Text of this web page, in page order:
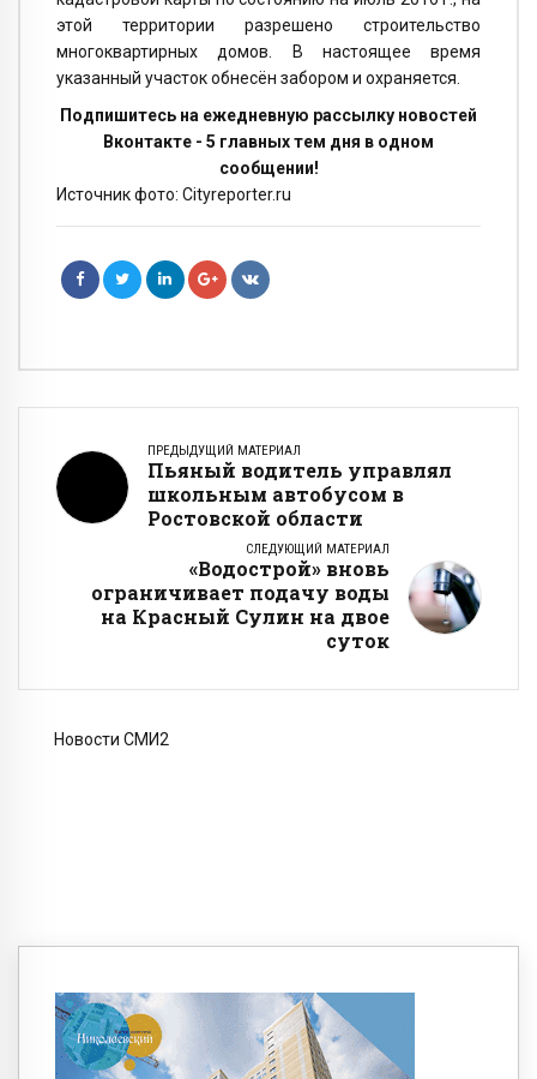
этой территории разрешено строительство
многоквартирных домов. В настоящее время
указанный участок обнесён забором и охраняется.
Подпишитесь на ежедневную рассылку новостей
Вконтакте - 5 главных тем дня в одном
сообщении!
Источник фото: Cityreporter.ru
ПРЕДЫДУЩИЙ МАТЕРИАЛ
Пьяный водитель управлял
школьным автобусом в
Ростовской области
СЛЕДУЮЩИЙ МАТЕРИАЛ
«Водострой» вновь
ограничивает подачу воды
на Красный Сулин на двое
суток
Новости СМИ2